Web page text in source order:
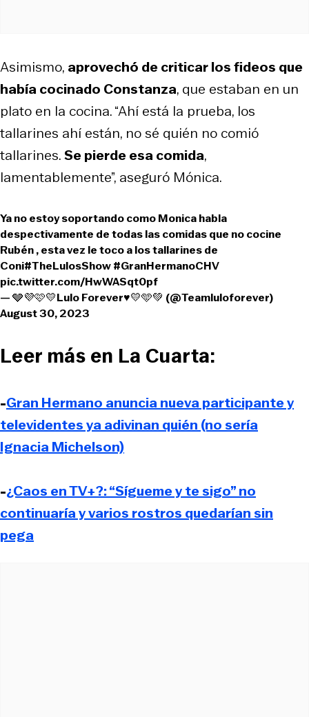
Asimismo, aprovechó de criticar los fideos que
había cocinado Constanza, que estaban en un
plato en la cocina. “Ahí está la prueba, los
tallarines ahí están, no sé quién no comió
tallarines.Se pierde esa comida,
lamentablemente”, aseguró Mónica.
Ya no estoy soportando como Monica habla
despectivamente de todas las comidas que no cocine
Rubén , esta vez le toco a los tallarines de
Coni#TheLulosShow#GranHermanoCHV
pic.twitter.com/HwWASqt0pf
— 🩶💜🩷💛Lulo Forever♥️💛🩵💚 (@Teamluloforever)
August 30, 2023
Leer más en La Cuarta:
-Gran Hermano anuncia nueva participante y
televidentes ya adivinan quién (no sería
Ignacia Michelson)
-¿Caos en TV+?: “Sígueme y te sigo” no
continuaría y varios rostros quedarían sin
pega